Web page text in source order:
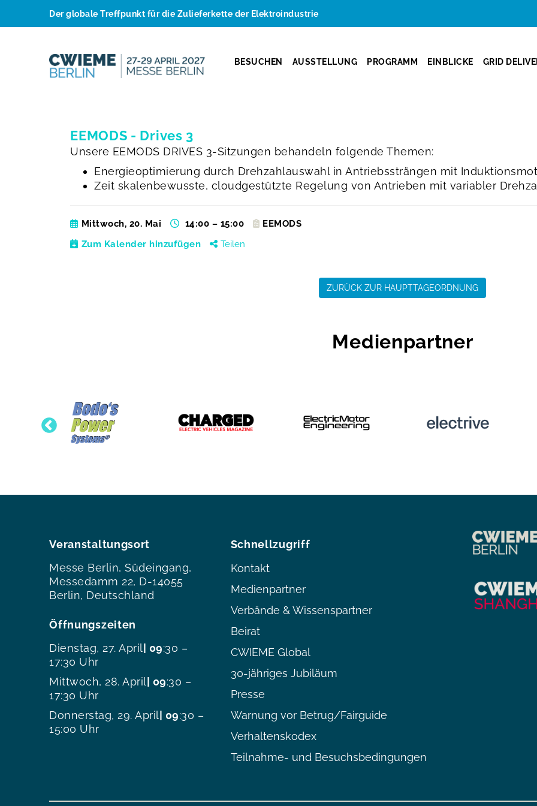
Der globale Treffpunkt für die Zulieferkette der Elektroindustrie
BESUCHEN AUSSTELLUNG PROGRAMM EINBLICKE GRID
EEMODS - Drives 3
Unsere EEMODS DRIVES 3-Sitzungen behandeln folgende Themen:
Energieoptimierung durch Drehzahlauswahl in Antriebssträngen mit
Zeit skalenbewusste, cloudgestützte Regelung von Antrieben mit variabler
Mittwoch, 20. Mai 14:00 – 15:00
EEMODS
Zum Kalender hinzufügen
Teilen
ZURÜCK ZUR HAUPTTAGEORDNUNG
Medienpartner
Veranstaltungsort
Messe Berlin, Südeingang,
Messedamm 22, D-14055
Berlin, Deutschland
Öffnungszeiten
Dienstag, 27. April | 09:30 –
17:30 Uhr
Mittwoch, 28. April | 09:30 –
17:30 Uhr
Donnerstag, 29. April | 09:30 –
15:00 Uhr
Schnellzugriff
Kontakt
Medienpartner
Verbände & Wissenspartner
Beirat
CWIEME Global
30-jähriges Jubiläum
Presse
Warnung vor Betrug/Fairguide
Verhaltenskodex
Teilnahme- und Besuchsbedingungen